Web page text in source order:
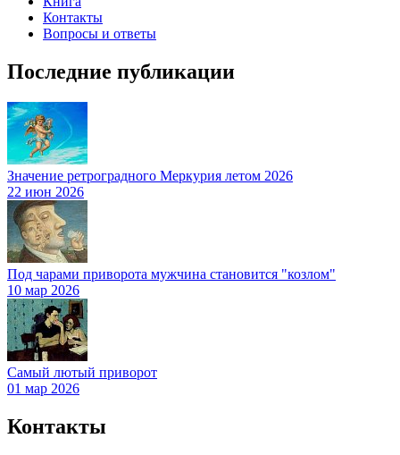
Контакты
Вопросы и ответы
Последние публикации
Значение ретроградного Меркурия летом 2026
22 июн 2026
Под чарами приворота мужчина становится "козлом"
10 мар 2026
Самый лютый приворот
01 мар 2026
Контакты